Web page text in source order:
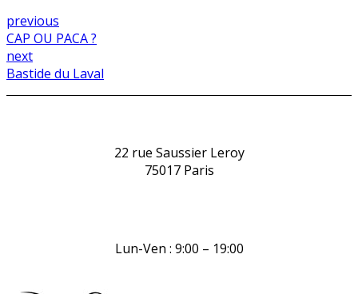
previous
CAP OU PACA ?
next
Bastide du Laval
22 rue Saussier Leroy
75017 Paris
Lun-Ven : 9:00 – 19:00